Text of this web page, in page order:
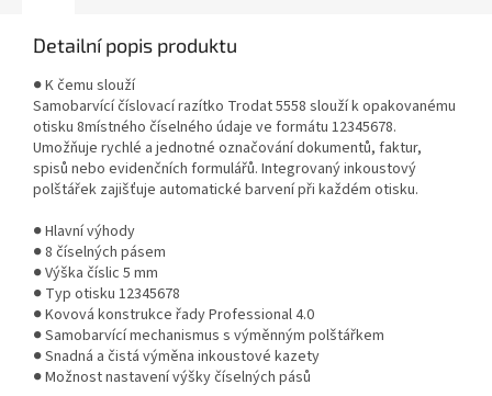
Detailní popis produktu
● K čemu slouží
Samobarvící číslovací razítko Trodat 5558 slouží k opakovanému
otisku 8místného číselného údaje ve formátu 12345678.
Umožňuje rychlé a jednotné označování dokumentů, faktur,
spisů nebo evidenčních formulářů. Integrovaný inkoustový
polštářek zajišťuje automatické barvení při každém otisku.
● Hlavní výhody
● 8 číselných pásem
● Výška číslic 5 mm
● Typ otisku 12345678
● Kovová konstrukce řady Professional 4.0
● Samobarvící mechanismus s výměnným polštářkem
● Snadná a čistá výměna inkoustové kazety
● Možnost nastavení výšky číselných pásů